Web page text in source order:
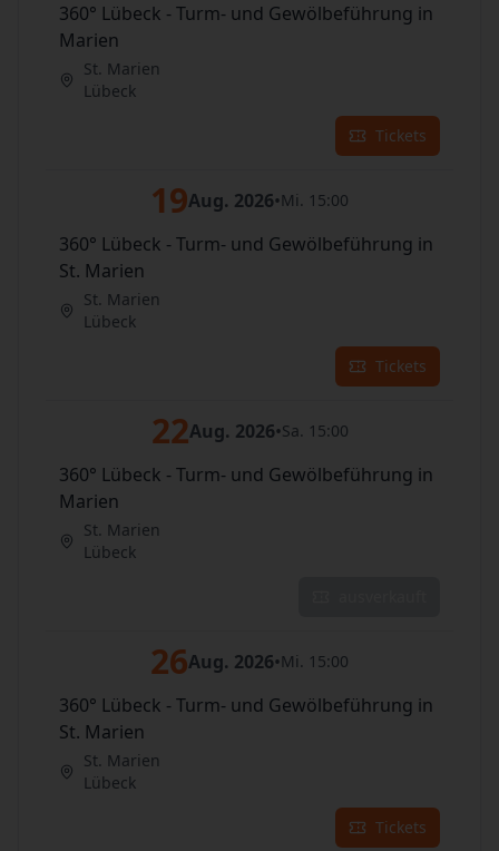
360° Lübeck - Turm- und Gewölbeführung in
Marien
St. Marien
Lübeck
Tickets
19Aug. 2026•Mi. 15:00
360° Lübeck - Turm- und Gewölbeführung in
St. Marien
St. Marien
Lübeck
Tickets
22Aug. 2026•Sa. 15:00
360° Lübeck - Turm- und Gewölbeführung in
Marien
St. Marien
Lübeck
26Aug. 2026•Mi. 15:00
360° Lübeck - Turm- und Gewölbeführung in
St. Marien
St. Marien
Lübeck
Tickets